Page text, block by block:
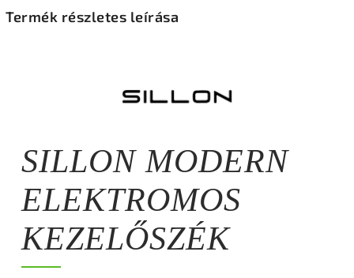
Termék részletes leírása
SILLON MODERN
ELEKTROMOS
KEZELŐSZÉK